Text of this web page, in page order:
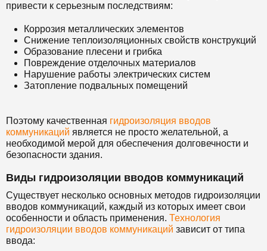
привести к серьезным последствиям:
Коррозия металлических элементов
Снижение теплоизоляционных свойств конструкций
Образование плесени и грибка
Повреждение отделочных материалов
Нарушение работы электрических систем
Затопление подвальных помещений
Поэтому качественная гидроизоляция вводов
коммуникаций является не просто желательной, а
необходимой мерой для обеспечения долговечности и
безопасности здания.
Виды гидроизоляции вводов коммуникаций
Существует несколько основных методов гидроизоляции
вводов коммуникаций, каждый из которых имеет свои
особенности и область применения. Технология
гидроизоляции вводов коммуникаций зависит от типа
ввода: